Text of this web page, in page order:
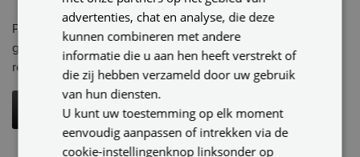
Plameco heeft ook decoratieve sterrenhemels.
geven minder licht, maar creëeren wel een bijzonder
realistisch effect.
Meer informatie over decoratieve sterrenhemels
advertenties, chat en analyse, die deze
kunnen combineren met andere
informatie die u aan hen heeft verstrekt of
die zij hebben verzameld door uw gebruik
van hun diensten.
U kunt uw toestemming op elk moment
eenvoudig aanpassen of intrekken via de
cookie-instellingenknop linksonder op